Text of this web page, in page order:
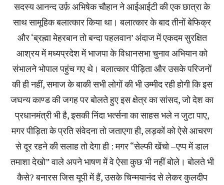
सदस्य आनन्द उर्फ़ अभिषेक चौहान ने आईआईटी की एक छात्रा के
साथ सामूहिक बलात्कार किया था। बलात्कार के बाद तीनों बेफिक्र
और ‘ब्रह्मा मेहरबान तो बन्दा पहलवान’ अंदाज में एकदम सुरक्षित
आश्रय में मध्यप्रदेश में भाजपा के विधानसभा चुनाव अभियान को
संभालने भोपाल पहुंच गए थे। बलात्कार पीड़िता और उसके परिजनों
की ही नहीं, समाज के बाकी सभी लोगों की भी उम्मीद रही होगी कि इस
जघन्य काण्ड की जगह पर बोलते हुए इस क्षेत्र का सांसद, जो देश का
प्रधानमंत्री भी है, इसकी निंदा भर्त्सना का साहस भले न जुटा पाए,
मगर पीड़िता के प्रति संवेदना तो जताएगा ही, लड़कों को ऐसे आचरण
से दूर रहने की सलाह तो देगा ही : मगर “सेल्फी खेंचो –एप्प में डाल
तमाशा देखो” वाले अपने भाषण में वे ऐसा कुछ भी नहीं बोले। बोलते भी
कैसे? बनारस जिस यूपी में हैं, उसके चिन्मयानंद से लेकर कुलदीप